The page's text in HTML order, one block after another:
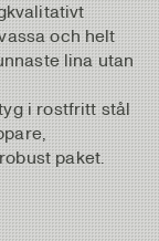
och helt
lina utan
i rostfritt stål
paket.